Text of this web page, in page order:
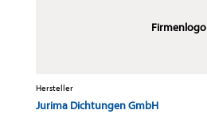
Firmenlogo
Hersteller
Jurima Dichtungen GmbH